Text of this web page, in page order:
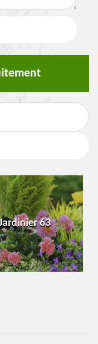
63